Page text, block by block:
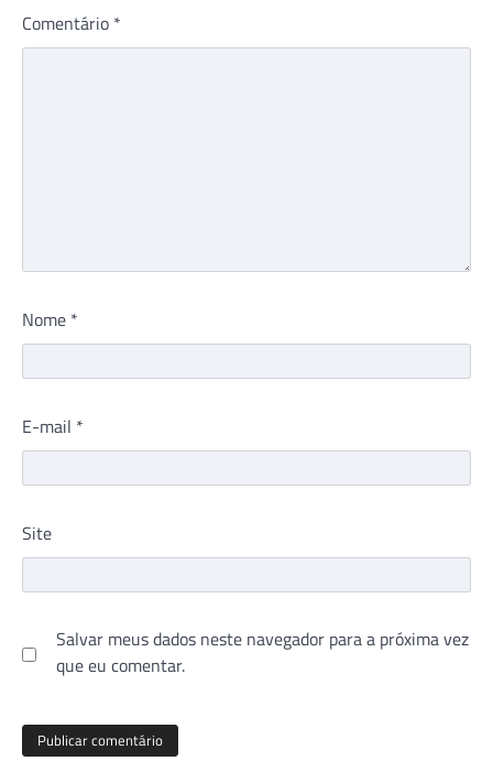
Comentário *
Nome *
E-mail *
Site
Salvar meus dados neste navegador para a próxima vez
que eu comentar.